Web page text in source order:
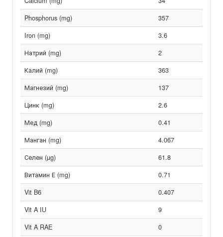
Phosphorus (mg)
357
Iron (mg)
3.6
Натрий (mg)
2
Калий (mg)
363
Магнезий (mg)
137
Цинк (mg)
2.6
Мед (mg)
0.41
Манган (mg)
4.067
Селен (µg)
61.8
Витамин Е (mg)
0.71
Vit B6
0.407
Vit A IU
9
Vit A RAE
0